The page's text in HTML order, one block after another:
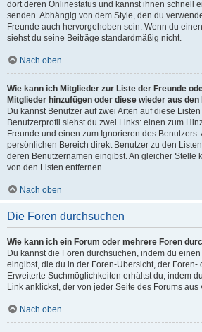
dort deren Onlinestatus und kannst ihnen schnell
senden. Abhängig von dem Style, den du
Freunde auch hervorgehoben sein. Wenn du
siehst du seine Beiträge standardmäßig nicht.
Nach oben
Wie kann ich Mitglieder zur Liste der Freunde
Mitglieder hinzufügen oder diese wieder aus
Du kannst Benutzer auf zwei Arten auf diese
Benutzerprofil siehst du zwei Links: einen zum
Freunde und einen zum Ignorieren des
persönlichen Bereich direkt Benutzer zu den
deren Benutzernamen eingibst. An gleicher Stelle
von den Listen entfernen.
Nach oben
Die Foren durchsuchen
Wie kann ich ein Forum oder mehrere Foren
Du kannst die Foren durchsuchen, indem du
eingibst, die du in der Foren-Übersicht, der Foren-
Erweiterte Suchmöglichkeiten erhältst du, indem
Link anklickst, der von jeder Seite des Forums aus
Nach oben